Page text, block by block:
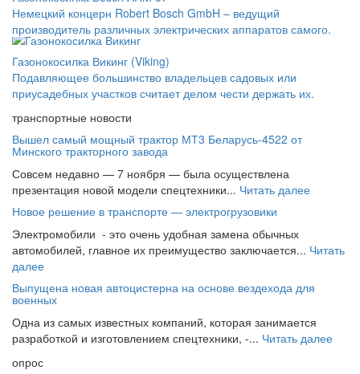
Немецкий концерн Robert Bosch GmbH – ведущий
производитель различных электрических аппаратов самого.
Газонокосилка Викинг (Viking)
Подавляющее большинство владельцев садовых или
приусадебных участков считает делом чести держать их.
транспортные новости
Вышел самый мощный трактор МТ3 Беларусь-4522 от
Минского тракторного завода
Совсем недавно — 7 ноября — была осуществлена
презентация новой модели спецтехники... Читать далее
Новое решение в транспорте — электрогрузовики
Электромобили - это очень удобная замена обычных
автомобилей, главное их преимущество заключается... Читать
далее
Выпущена новая автоцистерна на основе вездехода для
военных
Одна из самых известных компаний, которая занимается
разработкой и изготовлением спецтехники, -... Читать далее
опрос